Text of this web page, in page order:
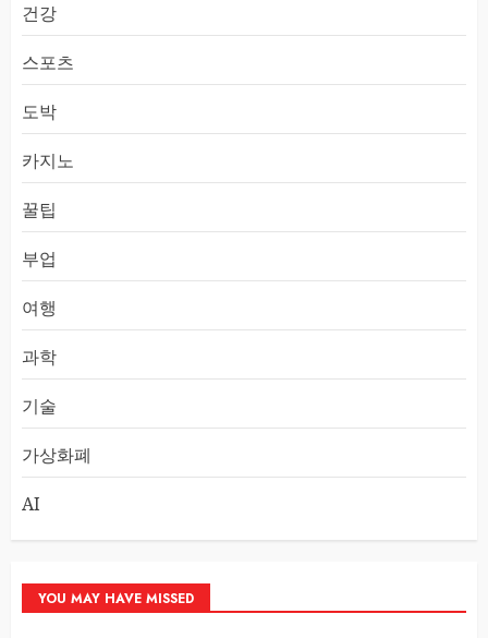
건강
스포츠
도박
카지노
꿀팁
부업
여행
과학
기술
가상화폐
AI
YOU MAY HAVE MISSED